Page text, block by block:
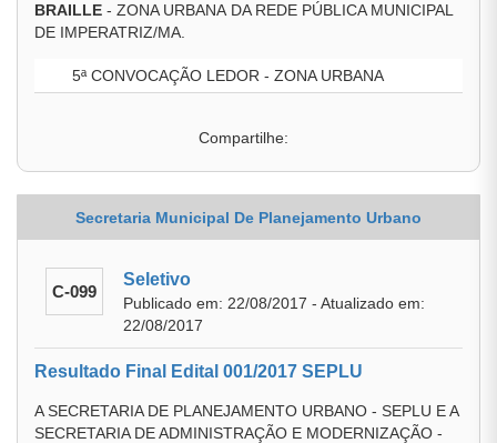
BRAILLE - ZONA URBANA DA REDE PÚBLICA MUNICIPAL
DE IMPERATRIZ/MA.
5ª CONVOCAÇÃO LEDOR - ZONA URBANA
Compartilhe:
Secretaria Municipal De Planejamento Urbano
C-099
Seletivo
Publicado em: 22/08/2017 - Atualizado em:
22/08/2017
Resultado Final Edital 001/2017 SEPLU
A SECRETARIA DE PLANEJAMENTO URBANO - SEPLU E A
SECRETARIA DE ADMINISTRAÇÃO E MODERNIZAÇÃO -